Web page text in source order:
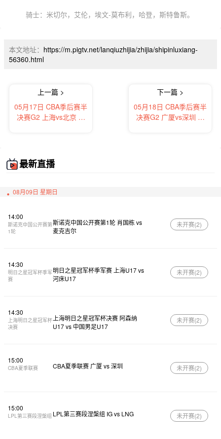
骑士：米切尔，艾伦，埃文-莫布利，哈登，斯特鲁斯。
本文地址： https://m.pigtv.net/lanqiuzhijia/zhijia/shipinluxiang-
56360.html
上一篇 >
05月17日 CBA季后赛半
决赛G2 上海vs北京 全
下一篇 >
05月18日 CBA季后赛半
决赛G2 广厦vs深圳 全
最新直播
08月09日 星期日
14:00
斯诺克中国公开赛第
1轮
斯诺克中国公开赛第1轮 肖国栋 vs
麦克吉尔
未开赛(2)
14:30
明日之星冠军杯季军
赛
明日之星冠军杯季军赛 上海U17 vs
河床U17
未开赛(2)
14:30
上海明日之星冠军杯
决赛
上海明日之星冠军杯决赛 阿森纳
U17 vs 中国男足U17
未开赛(2)
15:00
CBA夏季联赛 CBA夏季联赛 广厦 vs 深圳 未开赛(2)
15:00
LPL第三赛段涅槃组 LPL第三赛段涅槃组 IG vs LNG 未开赛(2)